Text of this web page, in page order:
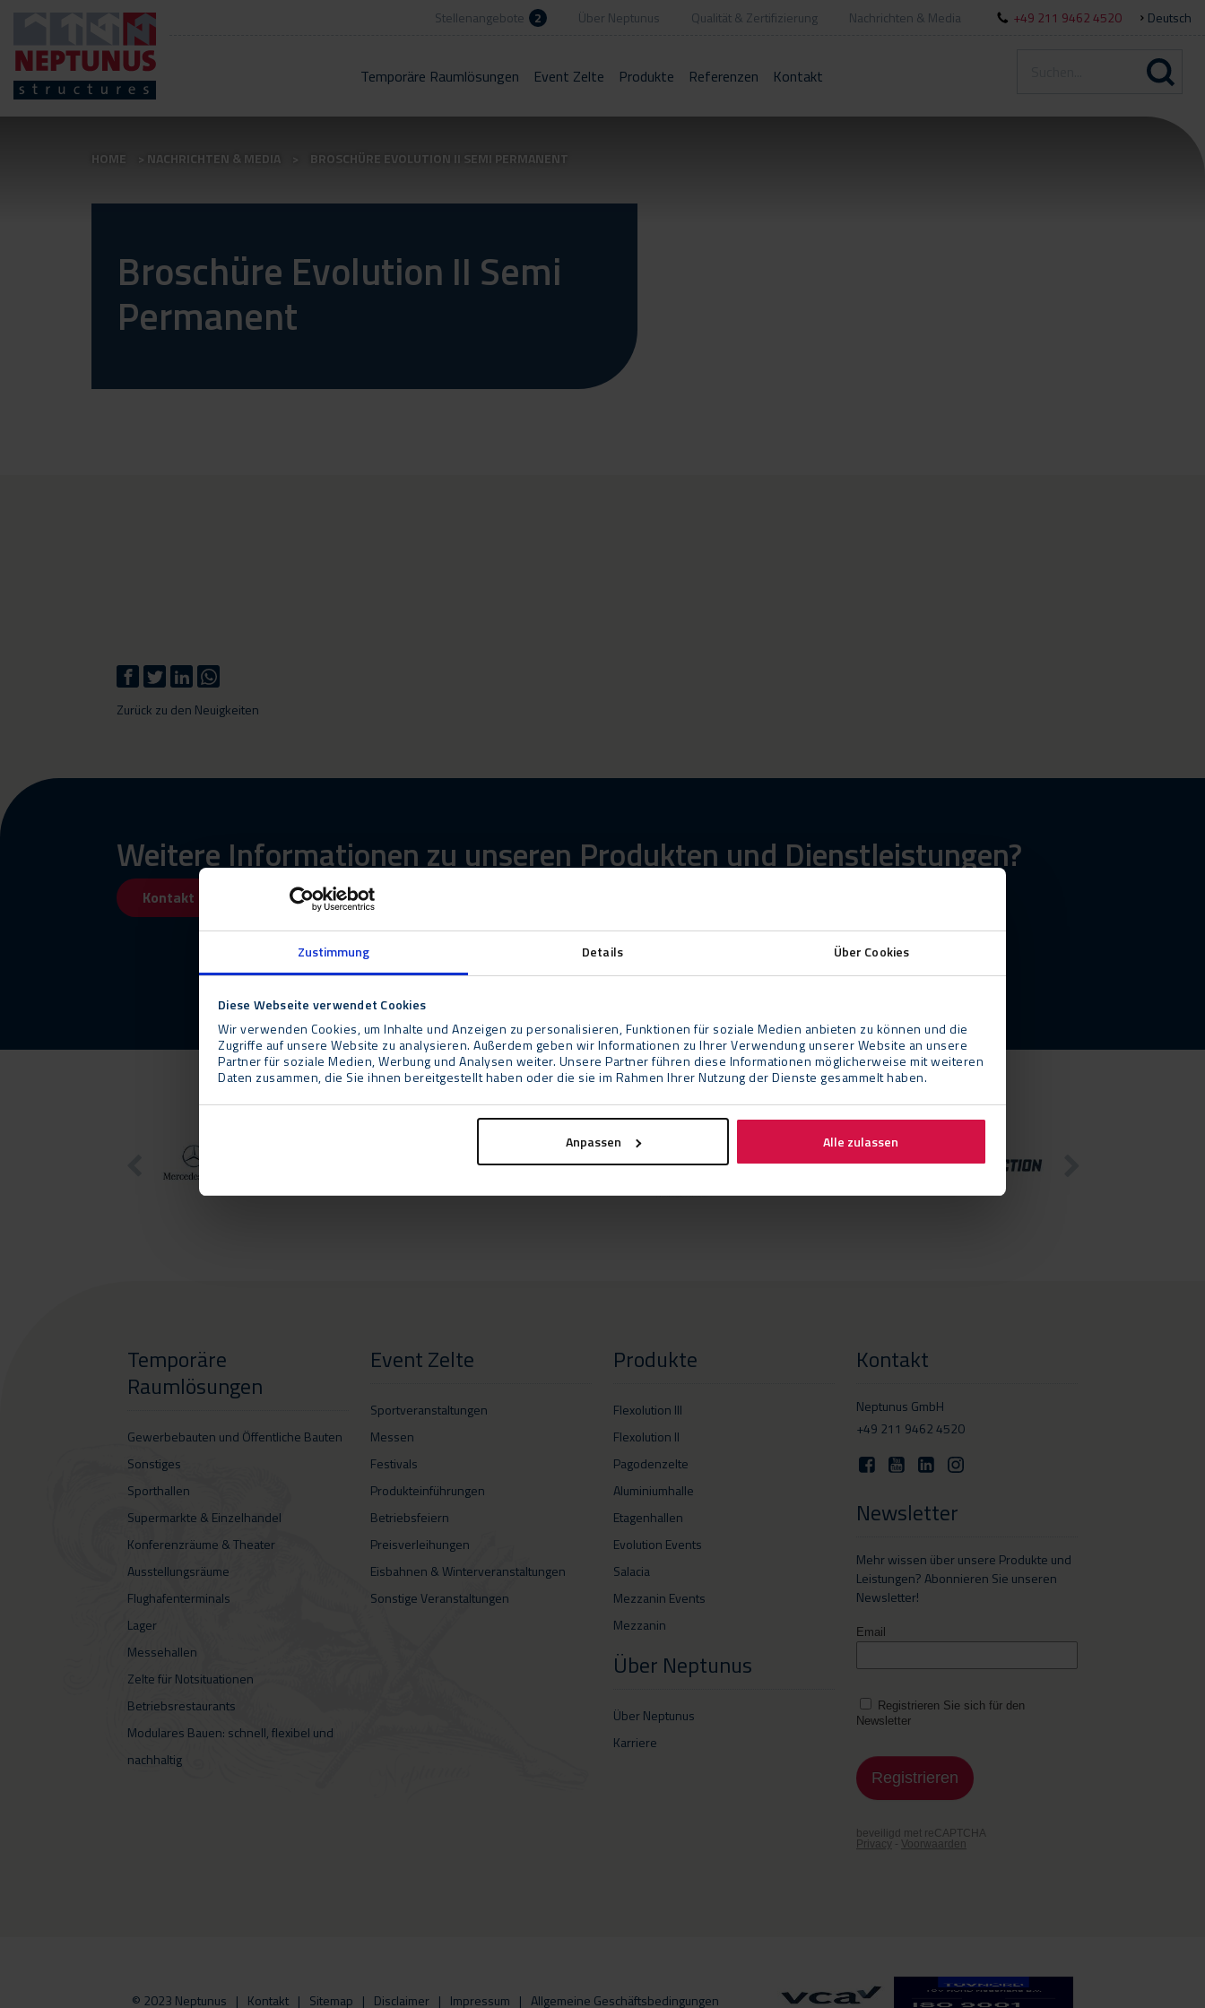
Zustimmung Details Über Cookies
Diese Webseite verwendet Cookies
Wir verwenden Cookies, um Inhalte und Anzeigen zu personalisieren, Funktionen für soziale Medien anbieten zu können und die
Zugriffe auf unsere Website zu analysieren. Außerdem geben wir Informationen zu Ihrer Verwendung unserer Website an unsere
Partner für soziale Medien, Werbung und Analysen weiter. Unsere Partner führen diese Informationen möglicherweise mit weiteren
Daten zusammen, die Sie ihnen bereitgestellt haben oder die sie im Rahmen Ihrer Nutzung der Dienste gesammelt haben.
Anpassen Alle zulassen
Stellenangebote 2 Über Neptunus Qualität & Zertifizierung Nachrichten & Media +49 211 9462 4520 Deutsch
Temporäre Raumlösungen Event Zelte Produkte Referenzen Kontakt
HOME NACHRICHTEN & MEDIA BROSCHÜRE EVOLUTION II SEMI PERMANENT
Broschüre Evolution II Semi
Permanent
Zurück zu den Neuigkeiten
Weitere Informationen zu unseren Produkten und Dienstleistungen?
Kontakt Rückruf anfordern
Temporäre
Raumlösungen
Gewerbebauten und Öffentliche Bauten
Sonstiges
Sporthallen
Supermarkte & Einzelhandel
Konferenzräume & Theater
Ausstellungsräume
Flughafenterminals
Lager
Messehallen
Zelte für Notsituationen
Betriebsrestaurants
Modulares Bauen: schnell, flexibel und
nachhaltig
Event Zelte
Sportveranstaltungen
Messen
Festivals
Produkteinführungen
Betriebsfeiern
Preisverleihungen
Eisbahnen & Winterveranstaltungen
Sonstige Veranstaltungen
Produkte
Flexolution III
Flexolution II
Pagodenzelte
Aluminiumhalle
Etagenhallen
Evolution Events
Salacia
Mezzanin Events
Mezzanin
Über Neptunus
Über Neptunus
Karriere
Kontakt
Neptunus GmbH
+49 211 9462 4520
Newsletter
Mehr wissen über unsere Produkte und
Leistungen? Abonnieren Sie unseren
Newsletter!
© 2023 Neptunus Kontakt Sitemap Disclaimer Impressum Allgemeine Geschäftsbedingungen